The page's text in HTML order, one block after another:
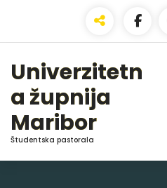
Content
Univerzitetn
a župnija
Maribor
Študentska pastorala